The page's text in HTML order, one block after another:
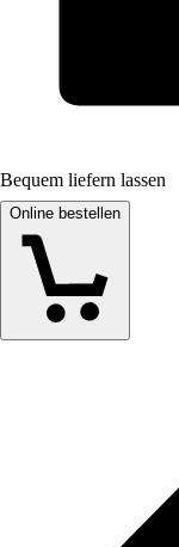
Bequem liefern lassen
Online bestellen